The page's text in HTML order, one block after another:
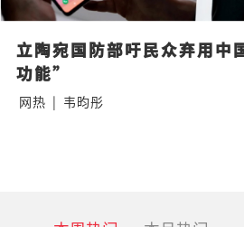
立陶宛国防部吁民众弃用
功能”
网热 | 韦昀彤